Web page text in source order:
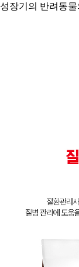
성장기의 반려동